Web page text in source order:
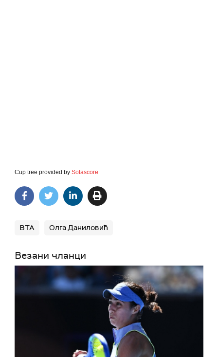
Cup tree provided by Sofascore
ВТА Олга Даниловић
Везани чланци